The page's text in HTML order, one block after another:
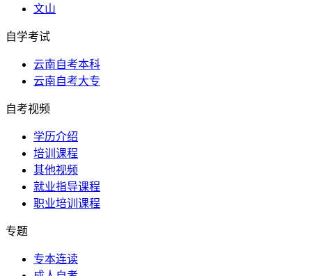
文山
自学考试
云南自考本科
云南自考大专
自考视频
学历介绍
培训课程
其他视频
就业指导课程
职业培训课程
专题
专本连读